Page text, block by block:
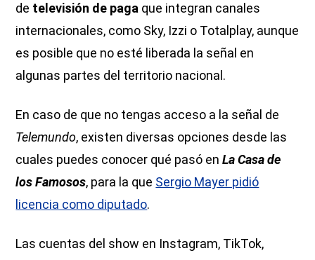
de televisión de paga que integran canales
internacionales, como Sky, Izzi o Totalplay, aunque
es posible que no esté liberada la señal en
algunas partes del territorio nacional.
En caso de que no tengas acceso a la señal de
Telemundo, existen diversas opciones desde las
cuales puedes conocer qué pasó enLa Casa de
los Famosos, para la que Sergio Mayer pidió
licencia como diputado.
Las cuentas del show en Instagram, TikTok,